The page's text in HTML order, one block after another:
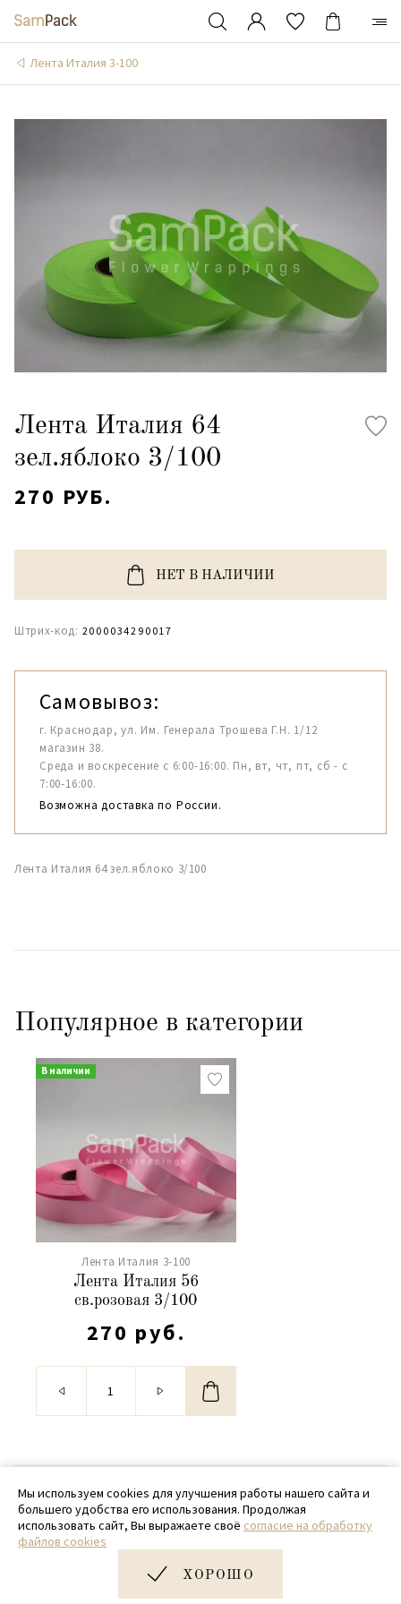
Лента Италия 3-100
Лента Италия 64
зел.яблоко 3/100
270 РУБ.
НЕТ В НАЛИЧИИ
Штрих-код: 2000034290017
Самовывоз:
г. Краснодар, ул. Им. Генерала Трошева Г.Н. 1/12
магазин 38.
Среда и воскресение с 6:00-16:00. Пн, вт, чт, пт, сб - с
7:00-16:00.
Возможна доставка по России.
Лента Италия 64 зел.яблоко 3/100
Популярное в категории
В наличии
Лента Италия 3-100
Лента Италия 56
св.розовая 3/100
270 руб.
© 2020 - 2026 SamPack
+ 7 (918) 699-97-87
zakaz@sampack.store
Дизайн и разработка сайта
Мы используем cookies для улучшения работы нашего сайта и
большего удобства его использования. Продолжая
использовать сайт, Вы выражаете своё согласие на обработку
файлов cookies
ХОРОШО